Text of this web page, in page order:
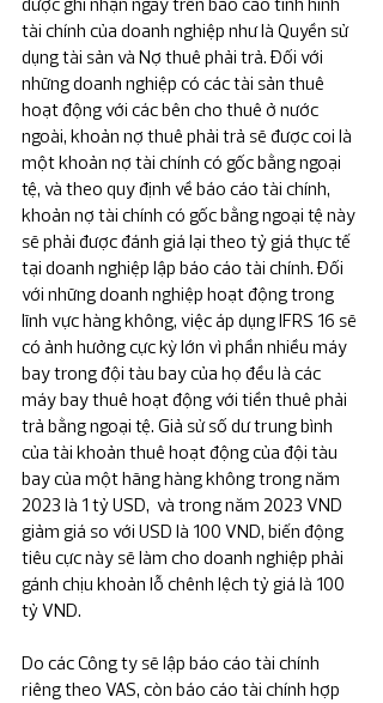
được ghi nhận ngay trên báo cáo tình hình
tài chính của doanh nghiệp như là Quyền sử
dụng tài sản và Nợ thuê phải trả. Đối với
những doanh nghiệp có các tài sản thuê
hoạt động với các bên cho thuê ở nước
ngoài, khoản nợ thuê phải trả sẽ được coi là
một khoản nợ tài chính có gốc bằng ngoại
tệ, và theo quy định về báo cáo tài chính,
khoản nợ tài chính có gốc bằng ngoại tệ này
sẽ phải được đánh giá lại theo tỷ giá thực tế
tại doanh nghiệp lập báo cáo tài chính. Đối
với những doanh nghiệp hoạt động trong
lĩnh vực hàng không, việc áp dụng IFRS 16 sẽ
có ảnh hưởng cực kỳ lớn vì phần nhiều máy
bay trong đội tàu bay của họ đều là các
máy bay thuê hoạt động với tiền thuê phải
trả bằng ngoại tệ. Giả sử số dư trung bình
của tài khoản thuê hoạt động của đội tàu
bay của một hãng hàng không trong năm
2023 là 1 tỷ USD,  và trong năm 2023 VND
giảm giá so với USD là 100 VND, biến động
tiêu cực này sẽ làm cho doanh nghiệp phải
gánh chịu khoản lỗ chênh lệch tỷ giá là 100
tỷ VND.
Do các Công ty sẽ lập báo cáo tài chính
riêng theo VAS, còn báo cáo tài chính hợp